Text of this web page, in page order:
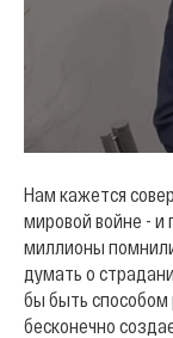
Нам кажется
мировой войне - и
миллионы
думать о
бы быть способом
бесконечно